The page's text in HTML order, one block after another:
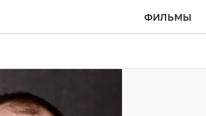
ФИЛЬМЫ